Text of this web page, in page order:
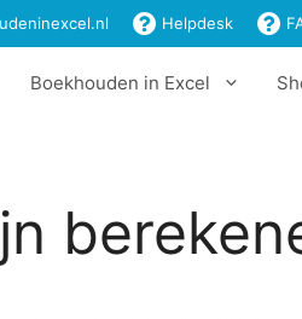
Helpdesk
Boekhouden in Excel